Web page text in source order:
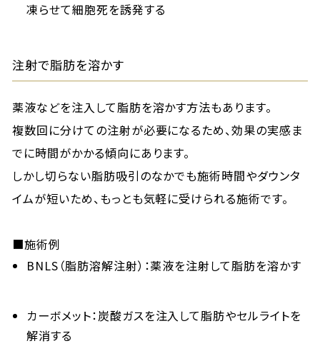
凍らせて細胞死を誘発する
注射で脂肪を溶かす
薬液などを注入して脂肪を溶かす方法もあります。
複数回に分けての注射が必要になるため、効果の実感ま
でに時間がかかる傾向にあります。
しかし切らない脂肪吸引のなかでも施術時間やダウンタ
イムが短いため、もっとも気軽に受けられる施術です。
■施術例
BNLS（脂肪溶解注射）：薬液を注射して脂肪を溶かす
カーボメット：炭酸ガスを注入して脂肪やセルライトを
解消する